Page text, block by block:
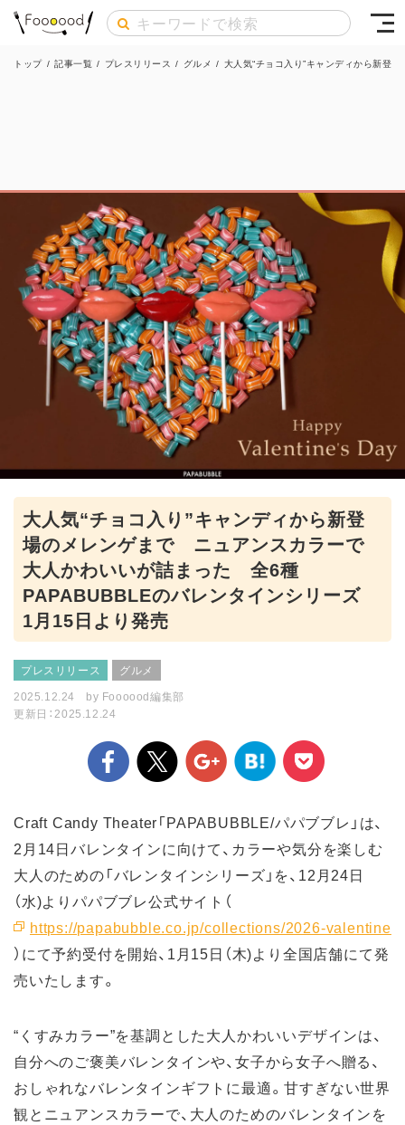
トップ / 記事一覧 / プレスリリース / グルメ / 大人気“チョコ入り”キャンディから新
大人気“チョコ入り”キャンディから新登
場のメレンゲまで ニュアンスカラーで
大人かわいいが詰まった 全6種
PAPABUBBLEのバレンタインシリーズ
1月15日より発売
プレスリリース
グルメ
2025.12.24
by Foooood編集部
更新日：2025.12.24
Craft Candy Theater「PAPABUBBLE/パパブブレ」は、
2月14日バレンタインに向けて、カラーや気分を楽しむ
大人のための「バレンタインシリーズ」を、12月24日
（水)よりパパブブレ公式サイト（
https://papabubble.co.jp/collections/2026-valentine
）にて予約受付を開始、1月15日（木)より全国店舗にて発
売いたします。
“くすみカラー”を基調とした大人かわいいデザインは、
自分へのご褒美バレンタインや、女子から女子へ贈る、
おしゃれなバレンタインギフトに最適。甘すぎない世界
観とニュアンスカラーで、大人のためのバレンタインを